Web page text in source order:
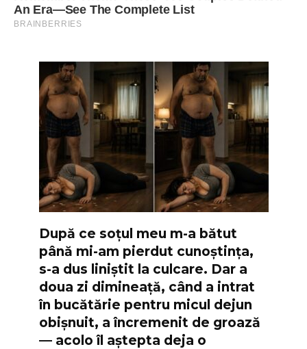
După ce soțul meu m-a bătut
până mi-am pierdut cunoștința,
s-a dus liniștit la culcare. Dar a
doua zi dimineață, când a intrat
în bucătărie pentru micul dejun
obișnuit, a încremenit de groază
— acolo îl aștepta deja o